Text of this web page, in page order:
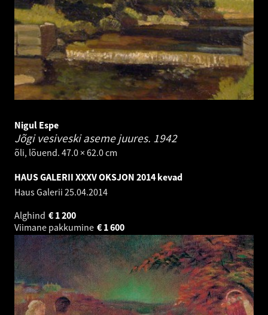
Nigul Espe
Jõgi vesiveski aseme juures. 1942
õli, lõuend. 47.0 × 62.0 cm
HAUS GALERII XXXV OKSJON 2014 kevad
Haus Galerii 25.04.2014
Alghind
1 200
€
Viimane pakkumine
1 600
€